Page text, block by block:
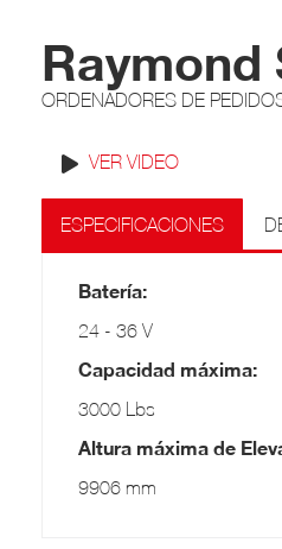
Raymond
ORDENADORES DE
VER VIDEO
ESPECIFICACIONES
Batería:
24 - 36 V
Capacidad máxima:
3000 Lbs
Altura máxima de
9906 mm